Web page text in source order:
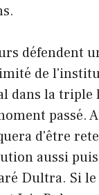
défendent
de
dans la triple
passé.
d'être
aussi
Dultra. Si